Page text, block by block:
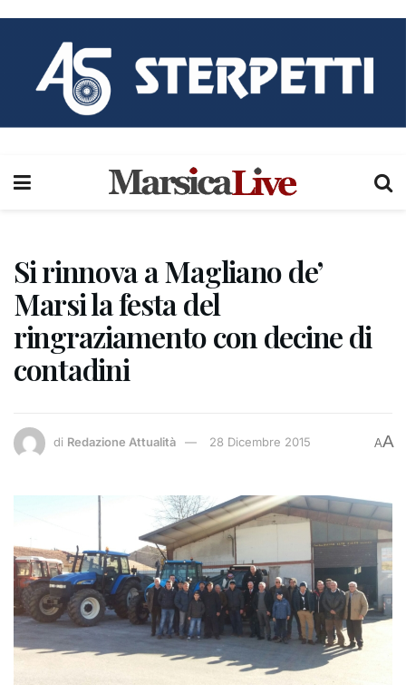
Si rinnova a Magliano de’
Marsi la festa del
ringraziamento con decine di
contadini
di Redazione Attualità 28 Dicembre 2015 AA